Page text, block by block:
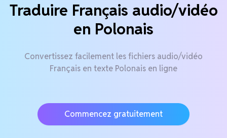
Traduire Français audio/vidéo
en Polonais
Convertissez facilement les fichiers audio/vidéo
Français en texte Polonais en ligne
Commencez gratuitement